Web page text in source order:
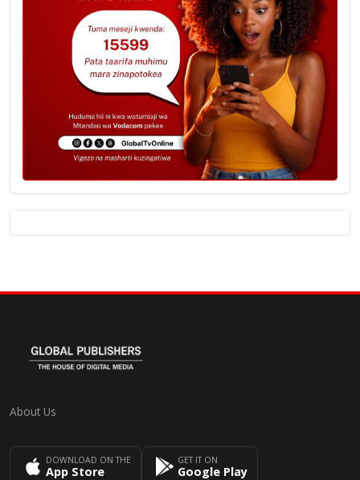
About Us
DOWNLOAD ON THE
App Store
GET IT ON
Google Play